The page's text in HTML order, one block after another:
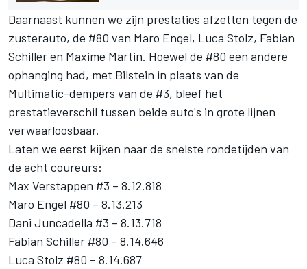
Daarnaast kunnen we zijn prestaties afzetten tegen de
zusterauto, de #80 van Maro Engel, Luca Stolz, Fabian
Schiller en Maxime Martin. Hoewel de #80 een andere
ophanging had, met Bilstein in plaats van de
Multimatic-dempers van de #3, bleef het
prestatieverschil tussen beide auto's in grote lijnen
verwaarloosbaar.
Laten we eerst kijken naar de snelste rondetijden van
de acht coureurs:
Max Verstappen #3 – 8.12.818
Maro Engel #80 – 8.13.213
Dani Juncadella #3 – 8.13.718
Fabian Schiller #80 – 8.14.646
Luca Stolz #80 – 8.14.687